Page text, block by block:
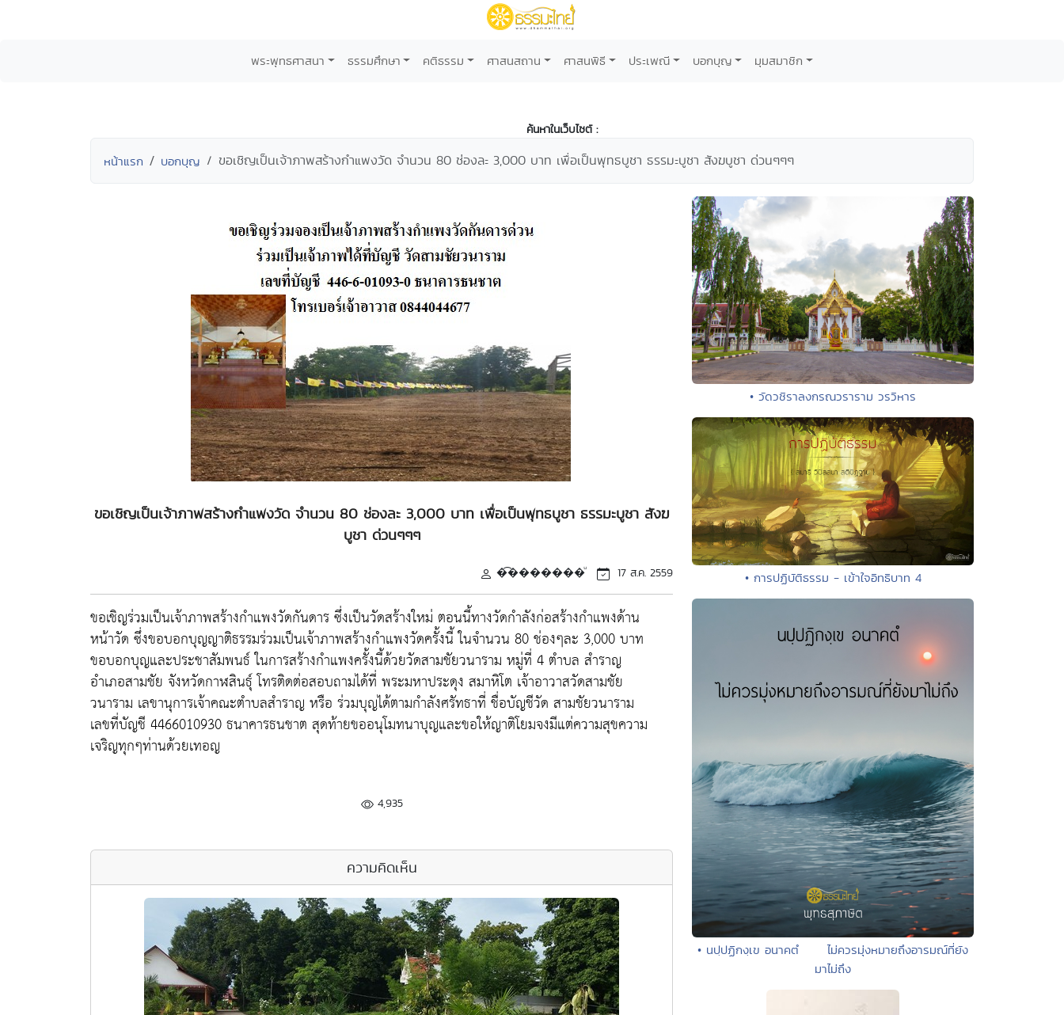
พระพุทธศาสนา ธรรมศึกษา คติธรรม ศาสนสถาน ศาสนพิธี ประเพณี บอกบุญ มุมสมาชิก
ค้นหาในเว็บไซต์ :
หน้าแรก บอกบุญ ขอเชิญเป็นเจ้าภาพสร้างกำแพงวัด จำนวน 80 ช่องละ 3,000 บาท เพื่อเป็นพุทธบูชา ธรรมะบูชา สังฆบูชา ด่วนๆๆๆ
ขอเชิญเป็นเจ้าภาพสร้างกำแพงวัด จำนวน 80 ช่องละ 3,000 บาท เพื่อเป็นพุทธบูชา ธรรมะบูชา สังฆ
บูชา ด่วนๆๆๆ
�͡�������ͧ 17 ส.ค. 2559
ขอเชิญร่วมเป็นเจ้าภาพสร้างกำแพงวัดกันดาร ซึ่งเป็นวัดสร้างใหม่ ตอนนี้ทางวัดกำลังก่อสร้างกำแพงด้าน
หน้าวัด ซึ่งขอบอกบุญญาติธรรมร่วมเป็นเจ้าภาพสร้างกำแพงวัดครั้งนี้ ในจำนวน 80 ช่องๆละ 3,000 บาท
ขอบอกบุญและประชาสัมพนธ์ ในการสร้างกำแพงครั้งนี้ด้วยวัดสามชัยวนาราม หมู่ที่ 4 ตำบล สำราญ
อำเภอสามชัย จังหวัดกาฬสินธุ์ โทรติดต่อสอบถามได้ที่ พระมหาประดุง สมาหิโต เจ้าอาวาสวัดสามชัย
วนาราม เลขานุการเจ้าคณะตำบลสำราญ หรือ ร่วมบุญได้ตามกำลังศรัทธาที่ ชื่อบัญชีวัด สามชัยวนาราม
เลขที่บัญชี 4466010930 ธนาคารธนชาต สุดท้ายขออนุโมทนาบุญและขอให้ญาติโยมจงมีแต่ความสุขความ
เจริญทุกๆท่านด้วยเทอญ
4,935
ความคิดเห็น
• วัดวชิราลงกรณวราราม วรวิหาร
• การปฏิบัติธรรม - เข้าใจอิทธิบาท 4
• นปฺปฏิกงฺเข อนาคตํ ไม่ควรมุ่งหมายถึงอารมณ์ที่ยัง
มาไม่ถึง